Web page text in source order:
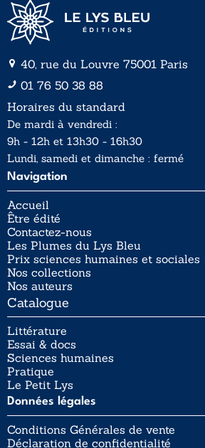
40, rue du Louvre 75001 Paris
01 76 50 38 88
Horaires du standard
De mardi à vendredi :
9h - 12h et 13h30 - 16h30
Lundi, samedi et dimanche : fermé
Navigation
Accueil
Être édité
Contactez-nous
Les Plumes du Lys Bleu
Prix sciences humaines et sociales
Nos collections
Nos auteurs
Catalogue
Littérature
Essai & docs
Sciences humaines
Pratique
Le Petit Lys
Données légales
Conditions Générales de vente
Déclaration de confidentialité